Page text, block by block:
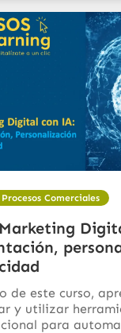
Procesos Comerciales
de este curso,
y utilizar
para